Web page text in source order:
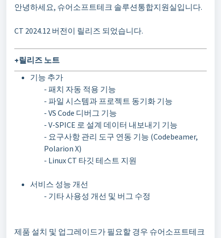
안녕하세요, 슈어소프트테크 솔루션통합지원실입니다.
CT 2024.12 버전이 릴리즈 되었습니다.
+릴리즈 노트
기능 추가
- 패치 자동 적용 기능
- 파일 시스템과 프로젝트 동기화 기능
- VS Code 디버그 기능
- V-SPICE 로 설계 데이터 내보내기 기능
- 요구사항 관리 도구 연동 기능 (Codebeamer,
Polarion X)
- Linux CT 타깃 테스트 지원
서비스 성능 개선
- 기타 사용성 개선 및 버그 수정
제품 설치 및 업그레이드가 필요할 경우 슈어소프트테크